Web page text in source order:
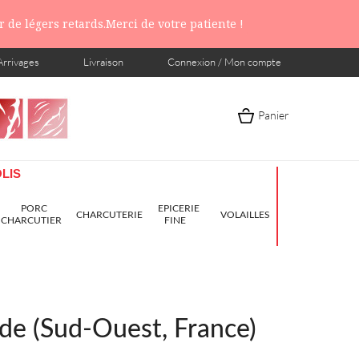
de légers retards.Merci de votre patiente !
Connexion / Mon compte
Livraison
Panier
PORC
CHARCUTIER
CHARCUTERIE
EPICERIE
FINE
VOLAILLES
(Sud-Ouest, France)